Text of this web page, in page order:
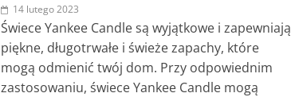
14 lutego 2023
Świece Yankee Candle są wyjątkowe i zapewniają
piękne, długotrwałe i świeże zapachy, które
mogą odmienić twój dom. Przy odpowiednim
zastosowaniu, świece Yankee Candle mogą